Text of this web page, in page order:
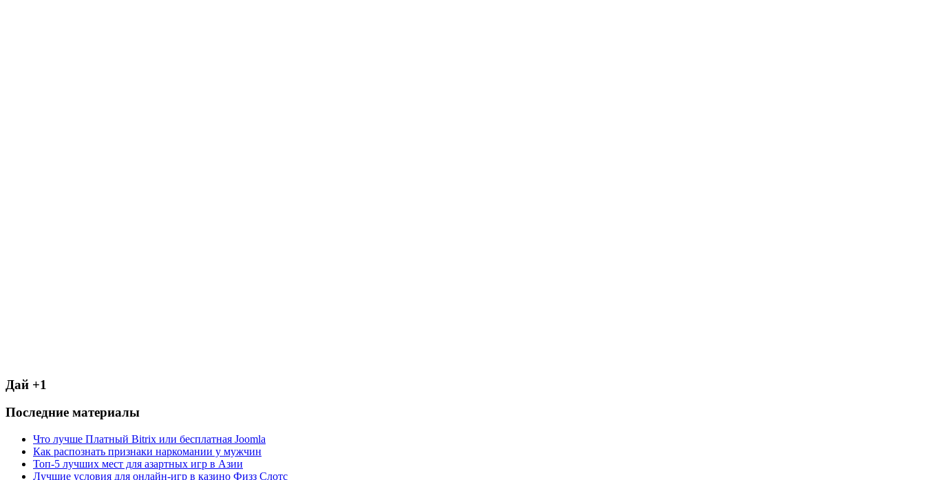
Дай +1
Последние материалы
Что лучше Платный Bitrix или бесплатная Joomla
Как распознать признаки наркомании у мужчин
Топ-5 лучших мест для азартных игр в Азии
Лучшие условия для онлайн-игр в казино Физз Слотс